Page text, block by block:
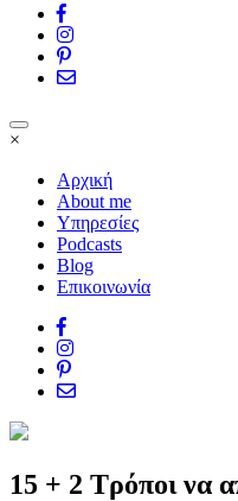
Toggle
×
Αρχική
About me
Υπηρεσίες
Podcasts
Blog
Επικοινωνία
15 + 2 Τρόποι να